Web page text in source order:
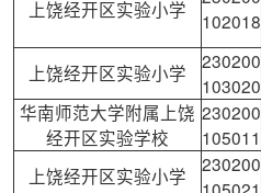
上饶经开区实验小学
102018
上饶经开区实验小学
230200
103020
华南师范大学附属上饶
经开区实验学校
230200
105011
上饶经开区实验小学
230200